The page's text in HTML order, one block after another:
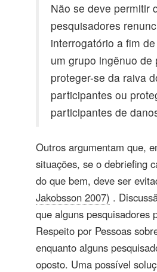
Não se deve permitir
pesquisadores
interrogatório a fim
um grupo ingênuo de
proteger-se da raiva
participantes ou
participantes de
Outros argumentam que,
situações, se o debriefing
do que bem, deve ser
Jakobsson 2007) .
que alguns pesquisadores
Respeito por Pessoas
enquanto alguns
oposto. Uma possível